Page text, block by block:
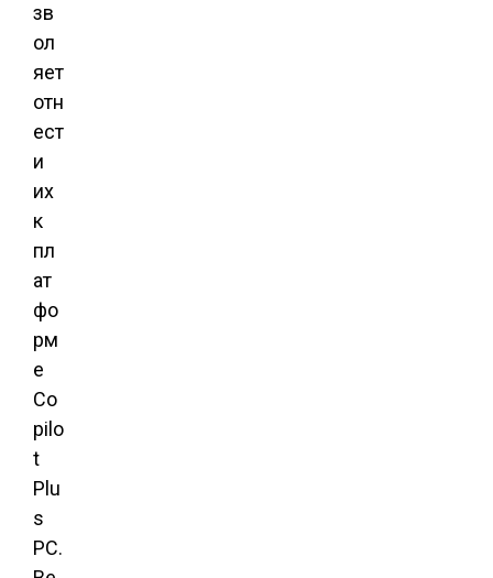
зв
ол
яет
отн
ест
и
их
к
пл
ат
фо
рм
е
Co
pilo
t
Plu
s
PC.